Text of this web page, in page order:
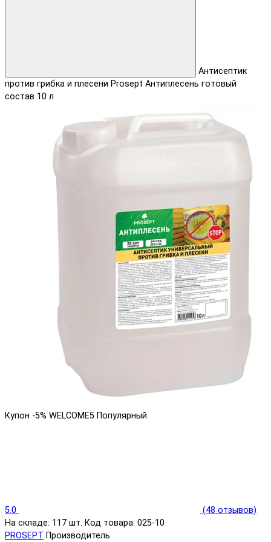
Антисептик
против грибка и плесени Prosept Антиплесень готовый
состав 10 л
Купон -5% WELCOME5 Популярный
5.0
(48 отзывов)
На складе: 117 шт. Код товара: 025-10
PROSEPT Производитель